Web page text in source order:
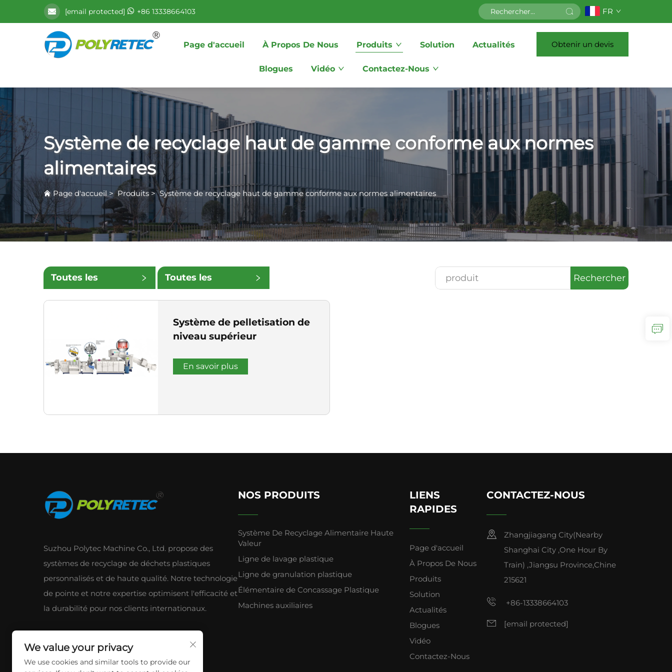
[email protected] +86 13338664103 FR
Page d'accueil À Propos De Nous Produits Solution Actualités
Blogues Vidéo Contactez-Nous
Obtenir un devis
Système de recyclage haut de gamme conforme aux normes
alimentaires
Page d'accueil>Produits >Système de recyclage haut de gamme conforme aux normes alimentaires
Toutes les
catégories
Toutes les
petites
catégories
Rechercher
Système de pelletisation de
niveau supérieur
En savoir plus
Suzhou Polytec Machine Co., Ltd. propose des
systèmes de recyclage de déchets plastiques
personnalisés et de haute qualité. Notre technologie
de pointe et notre expertise optimisent l'efficacité et
la durabilité pour nos clients internationaux.
NOS PRODUITS
Système De Recyclage Alimentaire Haute
Valeur
Ligne de lavage plastique
Ligne de granulation plastique
Élémentaire de Concassage Plastique
Machines auxiliaires
LIENS
RAPIDES
Page d'accueil
À Propos De Nous
Produits
Solution
Actualités
Blogues
Vidéo
Contactez-Nous
CONTACTEZ-NOUS
Zhangjiagang City(Nearby
Shanghai City ,One Hour By
Train) ,Jiangsu Province,Chine
215621
+86-13338664103
[email protected]
We value your privacy
We use cookies and similar tools to provide our